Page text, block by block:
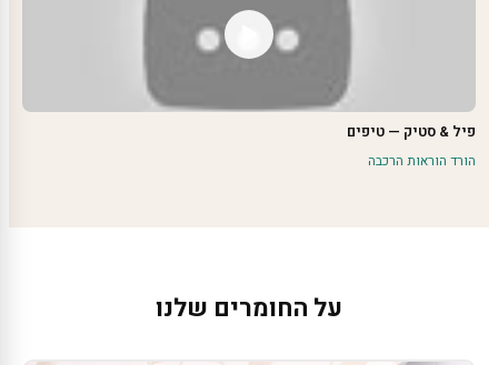
פיל & סטיק — טיפים
הורד הוראות הרכבה
על החומרים שלנו